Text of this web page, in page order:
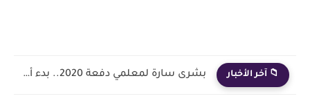
📁 آخر الأخبار بشرى سارة لمعلمي دفعة 2020.. بدء أول خطوة رسمية في...